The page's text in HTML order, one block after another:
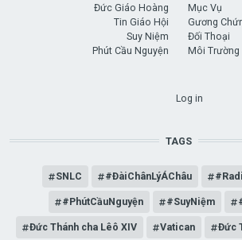
Đức Giáo Hoàng
Tin Giáo Hội
Suy Niệm
Phút Cầu Nguyện
Mục Vụ
Gương
Đối Thoại
Môi Trường
Log in
TAGS
SNLC #ĐàiChânLýÁChâu
#PhútCầuNguyện #SuyNiệm
Đức Thánh cha Lêô XIV Vatican Đức